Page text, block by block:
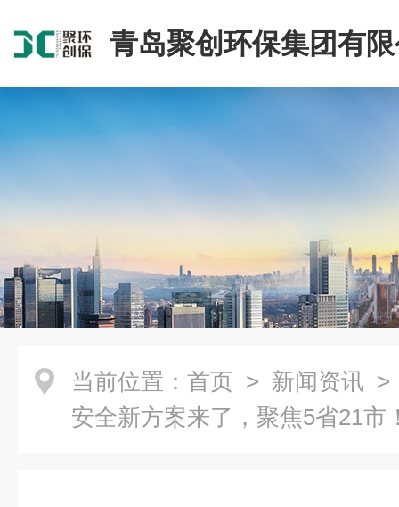
青岛聚创环保集团有
当前位置： 首页 > 新闻资讯 >
安全新方案来了，聚焦5省21市